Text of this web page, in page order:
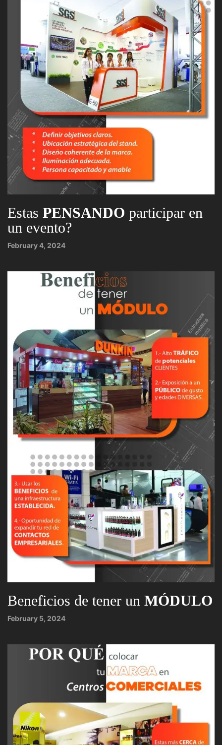
Estas PENSANDO participar en
un evento?
February 4, 2024
Beneficios de tener un MÓDULO
February 5, 2024